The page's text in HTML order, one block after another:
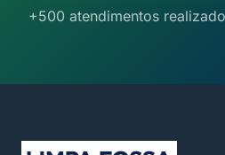
+500 atendimentos